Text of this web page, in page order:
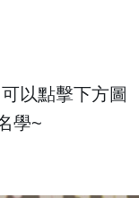
以點擊下方圖
學~